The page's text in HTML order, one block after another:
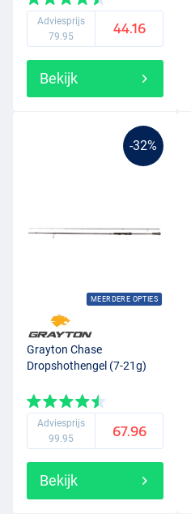
Adviesprijs
79.95
44.16
Bekijk
-32%
MEERDERE OPTIES
Grayton Chase
Dropshothengel (7-21g)
Adviesprijs
99.95
67.96
Bekijk